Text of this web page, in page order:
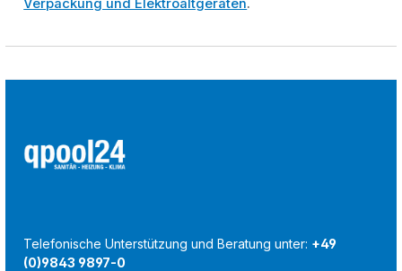
Verpackung und Elektroaltgeräten.
Telefonische Unterstützung und Beratung unter: +49
(0)9843 9897-0